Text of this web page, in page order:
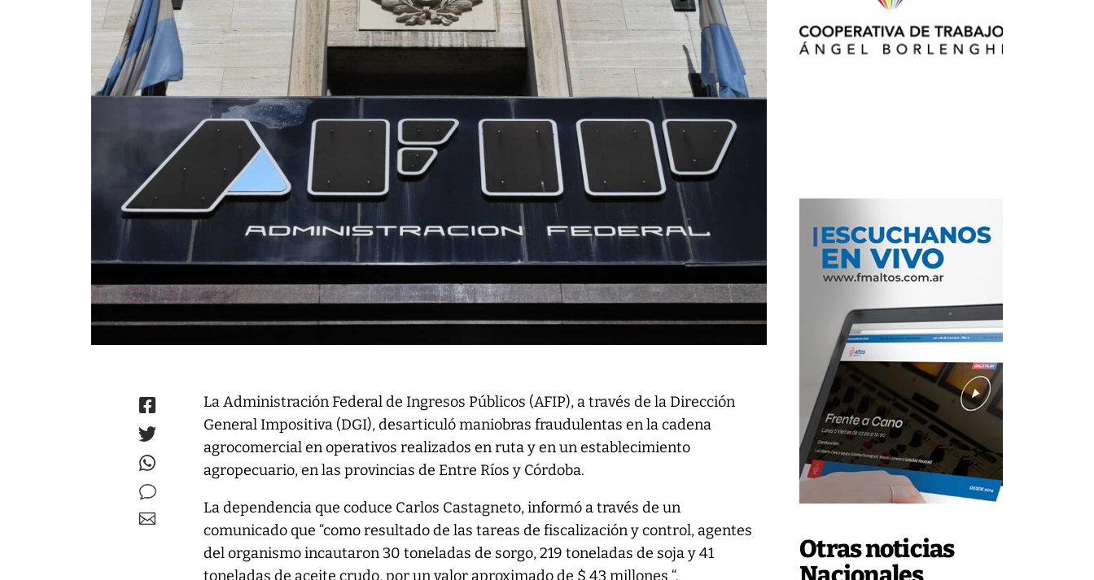
Otras noticias
La Administración Federal de Ingresos Públicos (AFIP), a través de la Dirección
General Impositiva (DGI), desarticuló maniobras fraudulentas en la cadena
agrocomercial en operativos realizados en ruta y en un establecimiento
agropecuario, en las provincias de Entre Ríos y Córdoba.
La dependencia que coduce Carlos Castagneto, informó a través de un
comunicado que “como resultado de las tareas de fiscalización y control, agentes
del organismo incautaron 30 toneladas de sorgo, 219 toneladas de soja y 41
toneladas de aceite crudo, por un valor aproximado de $ 43 millones “.